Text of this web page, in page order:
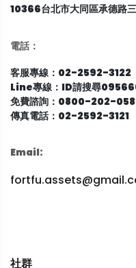
10366台北市大同區承德路
電話：
客服專線：02-2592-3122
Line專線：ID請搜尋
免費諮詢：0800-202-058
傳真電話：02-2592-3121
Email:
社群